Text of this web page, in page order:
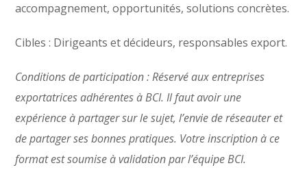
accompagnement, opportunités, solutions concrètes.
Cibles : Dirigeants et décideurs, responsables export.
Conditions de participation : Réservé aux entreprises
exportatrices adhérentes à BCI. Il faut avoir une
expérience à partager sur le sujet, l’envie de réseauter et
de partager ses bonnes pratiques. Votre inscription à ce
format est soumise à validation par l’équipe BCI.